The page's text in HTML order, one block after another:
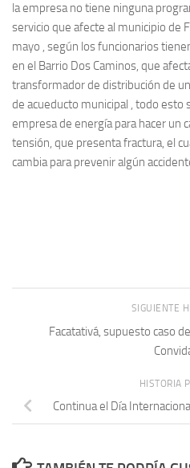
la empresa no tiene ninguna
servicio que afecte al municipio de
mayo , según los funcionarios
en el Barrio Dos Caminos, que
transformador de distribución de
de acueducto municipal , todo esto
empresa de energía para hacer un
tensión, que presenta fractura, el
cambia para prevenir algún
SIGUIENTE
Facatativá, supuesto caso
HISTORIA
Continua el Día